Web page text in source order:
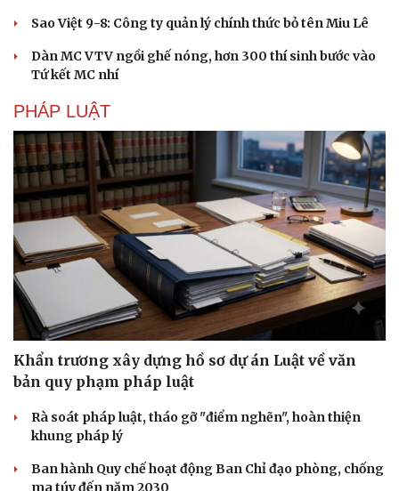
Sao Việt 9-8: Công ty quản lý chính thức bỏ tên Miu Lê
Dàn MC VTV ngồi ghế nóng, hơn 300 thí sinh bước vào
Tứ kết MC nhí
PHÁP LUẬT
Khẩn trương xây dựng hồ sơ dự án Luật về văn
bản quy phạm pháp luật
Rà soát pháp luật, tháo gỡ "điểm nghẽn", hoàn thiện
khung pháp lý
Ban hành Quy chế hoạt động Ban Chỉ đạo phòng, chống
ma túy đến năm 2030